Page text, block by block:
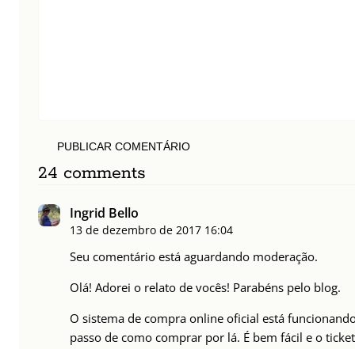
PUBLICAR COMENTÁRIO
24 comments
Ingrid Bello
13 de dezembro de 2017 16:04
Seu comentário está aguardando moderação.
Olá! Adorei o relato de vocês! Parabéns pelo blog.
O sistema de compra online oficial está
passo de como comprar por lá. É bem fácil e o